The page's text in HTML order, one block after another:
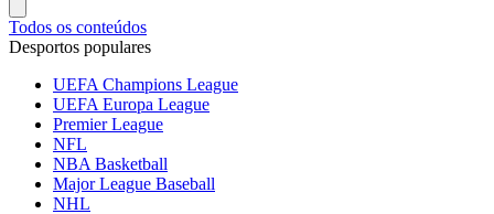
Todos os conteúdos
Desportos populares
UEFA Champions League
UEFA Europa League
Premier League
NFL
NBA Basketball
Major League Baseball
NHL